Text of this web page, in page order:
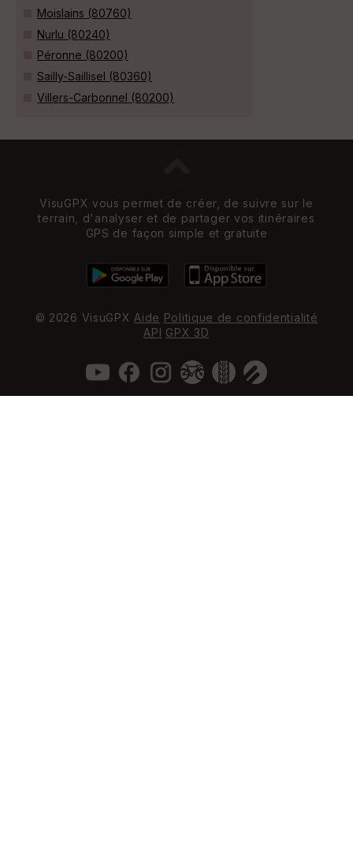
Moislains (80760)
Nurlu (80240)
Péronne (80200)
Sailly-Saillisel (80360)
Villers-Carbonnel (80200)
VisuGPX vous permet de créer, de suivre sur le
terrain, d'analyser et de partager vos itinéraires
GPS de façon simple et gratuite
© 2026 VisuGPX Aide Politique de confidentialité
API GPX 3D